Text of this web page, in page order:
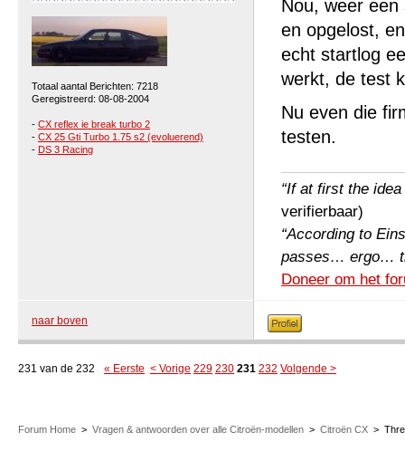
Totaal aantal Berichten: 7218
Geregistreerd: 08-08-2004
- CX reflex ie break turbo 2
- CX 25 Gti Turbo 1.75 s2 (evoluerend)
- DS 3 Racing
Nou, weer
en opgelost,
echt startlog
werkt, de test
Nu even die
testen.
“If at first the
verifierbaar)
“According to
passes… ergo…
Doneer om het
naar boven
231 van de 232 « Eerste < Vorige 229 230 231 232 Volgende >
Forum Home > Vragen & antwoorden over alle Citroën-modellen > Citroën CX >